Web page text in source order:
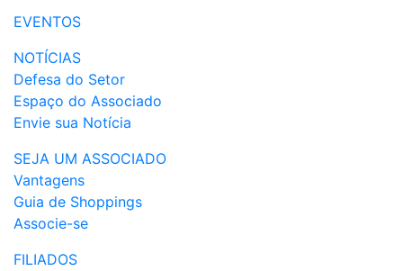
EVENTOS
NOTÍCIAS
Defesa do Setor
Espaço do Associado
Envie sua Notícia
SEJA UM ASSOCIADO
Vantagens
Guia de Shoppings
Associe-se
FILIADOS